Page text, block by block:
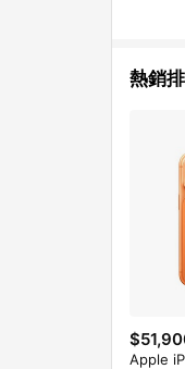
熱銷
Apple